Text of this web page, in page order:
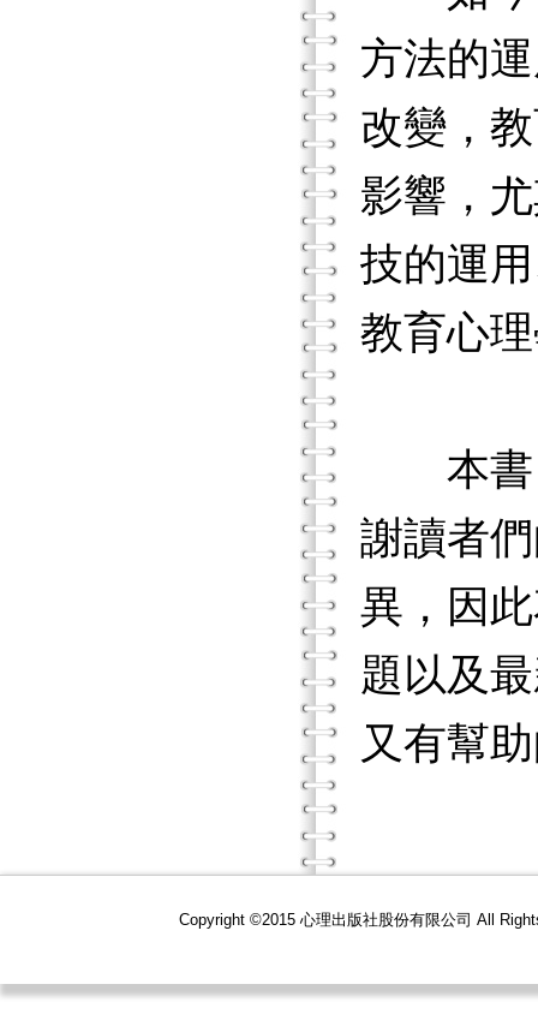
方法的
改變，
影響，
技的運
教育心
本書自
謝讀者
異，因
題以及
又有幫
Copyright ©2015 心理出版社股份有限公司 All